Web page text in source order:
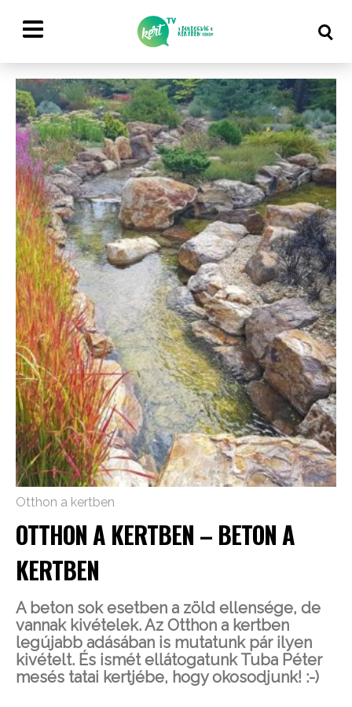
Otthon a kertben
OTTHON A KERTBEN – BETON A
KERTBEN
A beton sok esetben a zöld ellensége, de
vannak kivételek. Az Otthon a kertben
legújabb adásában is mutatunk pár ilyen
kivételt. És ismét ellátogatunk Tuba Péter
mesés tatai kertjébe, hogy okosodjunk! :-)